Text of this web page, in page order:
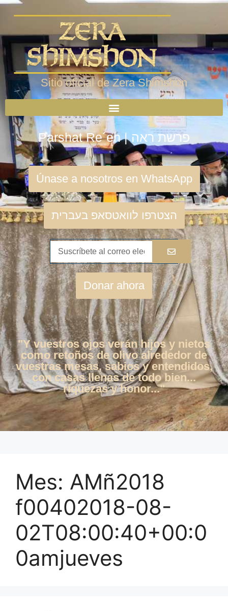
Sitio oficial de Zera Shimshon
Parshat Re´eh | פרשת ראה
Únase a nosotros en WhatsApp
הצטרפו לוואטסאפ בעברית
Donar ahora
"Y vuestros ojos verán hijos y nietos
como retoños de olivo alrededor de
vuestras mesas, sabios y entendidos,
con casas llenas de todo bien...
riquezas y honor..."
Mes: AMñ2018
f00402018-08-
02T08:00:40+00:0
0amjueves